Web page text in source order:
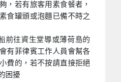
，若有旅客用素食餐者，
食罐頭或泡麵已備不時之
前往資生堂導或薄荷島的
有菲律賓工作人員會幫各
費的，若不按請直接拒絕
困擾